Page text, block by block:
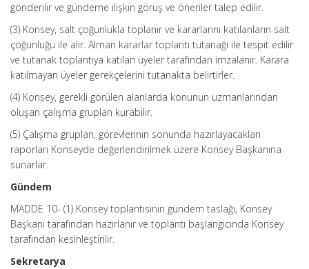
gönderilir ve gündeme ilişkin görüş ve öneriler talep edilir.
(3) Konsey, salt çoğunlukla toplanır ve kararlarını katılanların salt
çoğunluğu ile alır. Alman kararlar toplantı tutanağı ile tespit edilir
ve tutanak toplantıya katılan üyeler tarafından imzalanır. Karara
katılmayan üyeler gerekçelerini tutanakta belirtirler.
(4) Konsey, gerekli görülen alanlarda konunun uzmanlarından
oluşan çalışma gruplan kurabilir.
(5) Çalışma gruplan, görevlerinin sonunda hazırlayacakları
raporları Konseyde değerlendirilmek üzere Konsey Başkanına
sunarlar.
Gündem
MADDE 10- (1) Konsey toplantısının gündem taslağı, Konsey
Başkanı tarafından hazırlanır ve toplantı başlangıcında Konsey
tarafından kesinleştirilir.
Sekretarya